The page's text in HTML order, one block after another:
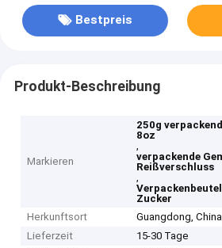
Bestpreis
Produkt-Beschreibung
Markieren
250g
8oz
,
verpackende
Reißverschluss
,
Zucker
Herkunftsort
Guangdong, China
Lieferzeit
15-30 Tage